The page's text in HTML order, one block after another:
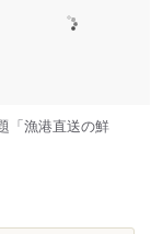
「漁港直送の鮮